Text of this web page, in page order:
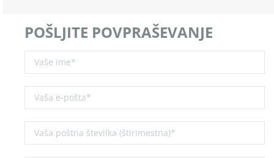
POŠLJITE POVPRAŠEVANJE